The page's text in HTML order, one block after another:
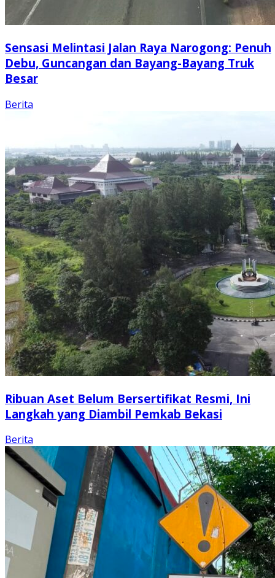
Sensasi Melintasi Jalan Raya Narogong: Penuh
Debu, Guncangan dan Bayang-Bayang Truk
Besar
Berita
Ribuan Aset Belum Bersertifikat Resmi, Ini
Langkah yang Diambil Pemkab Bekasi
Berita